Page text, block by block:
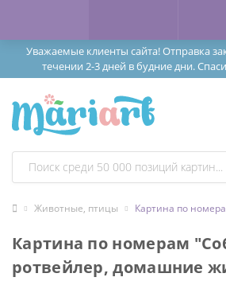
Уважаемые клиенты сайта! Отправка
течении 2-3 дней в будние дни.
Животные, птицы Картина по
Картина по номерам
ротвейлер, домашние